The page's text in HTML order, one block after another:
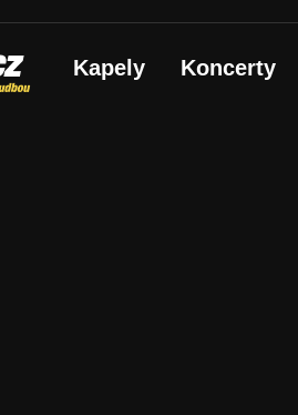
Kapely Koncerty